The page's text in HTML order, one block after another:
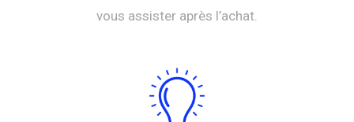
vous assister après l’achat.